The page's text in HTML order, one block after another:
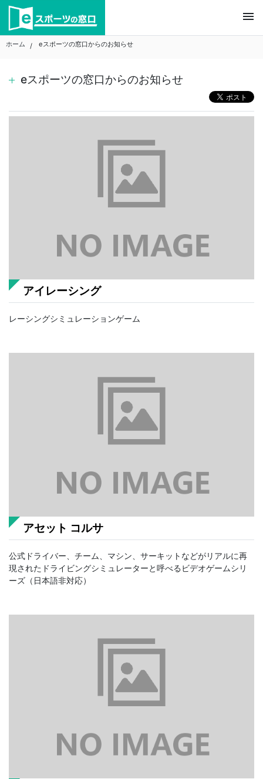
Skip
content
menu
ホーム eスポーツの窓口からのお知らせ
eスポーツの窓口からのお知らせ
アイレーシング
レーシングシミュレーションゲーム
アセット コルサ
公式ドライバー、チーム、マシン、サーキットなどがリアルに再
現されたドライビングシミュレーターと呼べるビデオゲームシリ
ーズ（日本語非対応）